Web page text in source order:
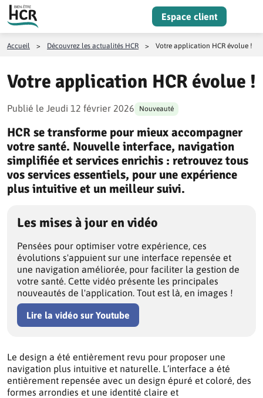
Aller au contenu
Espace client
Accueil > Découvrez les actualités HCR > Votre application HCR évolue !
Votre application HCR évolue !
Publié le Jeudi 12 février 2026 Nouveauté
HCR se transforme pour mieux accompagner
votre santé. Nouvelle interface, navigation
simplifiée et services enrichis : retrouvez tous
vos services essentiels, pour une expérience
plus intuitive et un meilleur suivi.
Les mises à jour en vidéo
Pensées pour optimiser votre expérience, ces
évolutions s'appuient sur une interface repensée et
une navigation améliorée, pour faciliter la gestion de
votre santé. Cette vidéo présente les principales
nouveautés de l'application. Tout est là, en images !
Lire la vidéo sur Youtube
Le design a été entièrement revu pour proposer une
navigation plus intuitive et naturelle. L’interface a été
entièrement repensée avec un design épuré et coloré, des
formes arrondies et une identité claire et